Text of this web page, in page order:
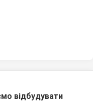
відбудувати